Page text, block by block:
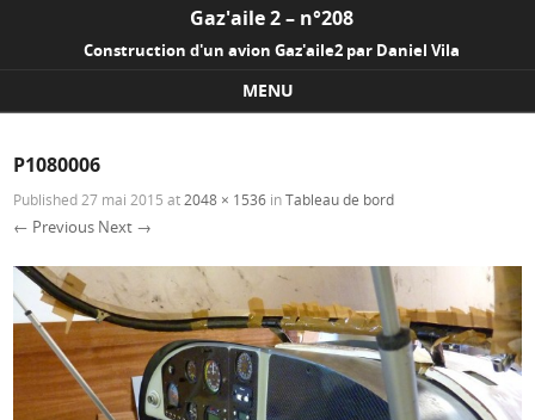
Gaz'aile 2 – n°208
Construction d'un avion Gaz'aile2 par Daniel Vila
MENU
P1080006
Published 27 mai 2015 at 2048 × 1536 inTableau de bord
← Previous Next →